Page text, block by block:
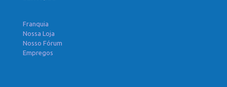
Franquia
Nossa Loja
Nosso Fórum
Empregos